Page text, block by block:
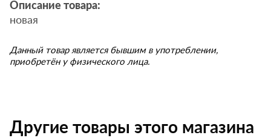
Описание товара:
новая
Данный товар является бывшим в употреблении,
приобретён у физического лица.
Другие товары этого магазина